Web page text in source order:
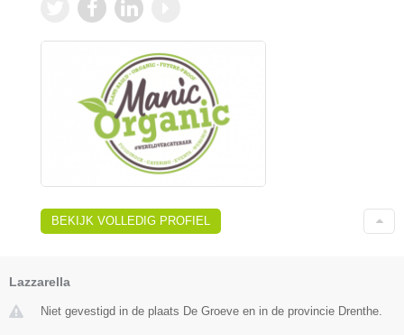
BEKIJK VOLLEDIG PROFIEL
Lazzarella
Niet gevestigd in de plaats De Groeve en in de provincie Drenthe.